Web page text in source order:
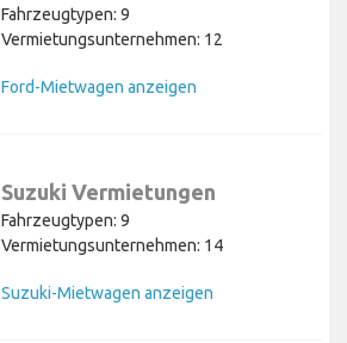
Fahrzeugtypen: 9
Vermietungsunternehmen: 12
Ford-Mietwagen anzeigen
Suzuki Vermietungen
Fahrzeugtypen: 9
Vermietungsunternehmen: 14
Suzuki-Mietwagen anzeigen